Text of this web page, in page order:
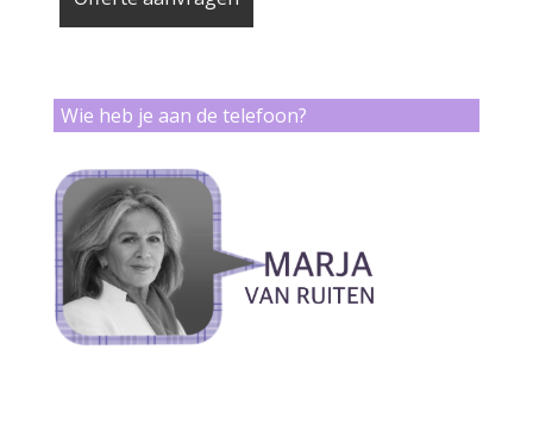
Wie heb je aan de telefoon?